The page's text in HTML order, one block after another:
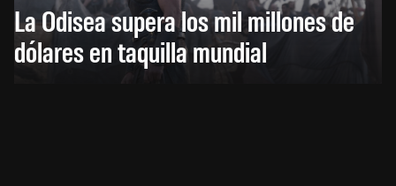
La Odisea supera los mil millones de
dólares en taquilla mundial